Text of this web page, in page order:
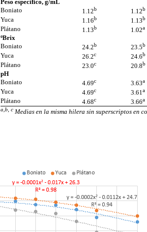
Peso específico, g/mL
Boniato
1.12b 1.12b
Yuca 1.16b 1.13b
Plátano 1.13b 1.02a
ºBrix
Boniato
24.2b 23.5b
Yuca 26.2c 24.6b
Plátano 23.0c 20.8b
pH
Boniato
4.69c 3.63a
Yuca 4.69c 3.61 a
Plátano 4.68c 3.66a
a,b, c Medias en la misma hilera sin superscriptos en